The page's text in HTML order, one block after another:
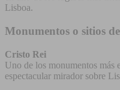
Lisboa.
Monumentos o sitios
Cristo Rei
Uno de los monumentos más
espectacular mirador sobre